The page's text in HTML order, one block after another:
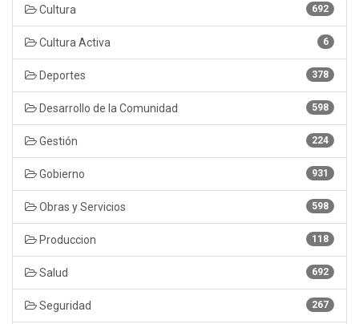
692
Cultura
6
Cultura Activa
378
Deportes
598
Desarrollo de la Comunidad
224
Gestión
931
Gobierno
598
Obras y Servicios
118
Produccion
692
Salud
267
Seguridad